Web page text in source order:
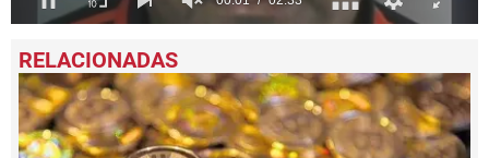
seconds
of
2
minutes,
33
seconds